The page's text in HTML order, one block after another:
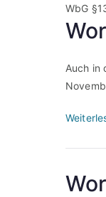
WbG
Auch in